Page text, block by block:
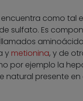
como tal
sulfato. Es
y metionina, y de
por ejemplo la
natural presente